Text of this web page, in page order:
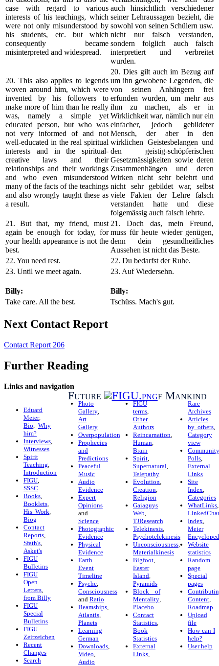
case with regard to various
interests of his teachings, which
were not only misunderstood by
his students, etc. but which
consequently became
misinterpreted and widespread.
auch hinsichtlich verschiedener
seiner Lehraussagen bezieht, die
sowohl von seinen Schülern usw.
nicht nur falsch verstanden,
sondern folglich auch falsch
interpretiert und verbreitet
wurden.
20. This also applies to legends
woven around him, which were
invented by his followers to
make more of him than he really
was, namely a simple yet
educated person, but who was
not very informed of and not
well-educated in the real spiritual
interests and in the spiritual-
creative laws and their
relationships and their workings
and who even misunderstood
many of the facts of the teachings
and also wrongly taught these as
a result.
20. Dies gilt auch im Bezug auf
um ihn gewobene Legenden, die
von seinen Anhängern frei
erfunden wurden, um mehr aus
ihm zu machen, als er in
Wirklichkeit war, nämlich nur ein
einfacher, jedoch gebildeter
Mensch, der aber in den
wirklichen Geistesbelangen und
den geistig-schöpferischen
Gesetzmässigkeiten sowie deren
Zusammenhängen und deren
Wirken nicht sehr belehrt und
nicht sehr gebildet war, selbst
viele Fakten der Lehre falsch
verstanden hatte und diese
folgemässig auch falsch lehrte.
21. But that, my friend, must
again be enough for today, for
your health appearance is not the
best.
21. Doch das, mein Freund,
muss für heute wieder genügen,
denn dein gesundheitliches
Aussehen ist nicht das Beste.
22. You need rest.
22. Du bedarfst der Ruhe.
23. Until we meet again.
23. Auf Wiedersehn.
Billy:
Billy:
Take care. All the best.
Tschüss. Mach's gut.
Next Contact Report
Contact Report 206
Further Reading
Links and navigation
Future f Mankind
Eduard
Meier,
Bio
Why
him?
Interviews
Witnesses
Spirit
Teaching
Introduction
FIGU
SSSC
Books
Booklets
His Work
Biog
Contact
Reports
Sfath's
Asket's
FIGU
Bulletins
FIGU
Open
Letters
from Billy
FIGU
Special
Bulletins
FIGU
Zeitzeichen
Recent
Changes
Search
Photo
Gallery
Art
Gallery
Overpopulation
Prophecies
and
Predictions
Peaceful
Music
Audio
Evidence
Expert
Opinions
and
Science
Photographic
Evidence
Physical
Evidence
Earth
Event
Timeline
Psyche
Consciousness
and Ratio
Beamships
Atlantis
Planets
Learning
German
Downloads
Video
Audio
FIGU
terms
Other
Authors
Reincarnation
Human
Brain
Spirit
Supernatural
Telepathy
Evolution
Creation
Religion
Gaiaguys
Web
TJResearch
Telekinesis
Psychotelekinesis
Unconsciousness
Materialkinesis
Bigfoot
Easter
Island
Pyramids
Block of
Mentality
Placebo
Contact
Statistics
Book
Statistics
External
Links
Rare
Archives
Articles
by others
Category
view
Community
Polls
External
Links
Site
Index
Categories
WhatLinks
Index
Meier
Website
statistics
Random
page
Special
pages
Content
Roadmap
Upload
file
How can I
help?
User help